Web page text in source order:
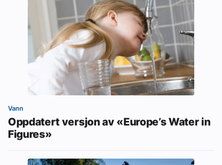
Vann
Oppdatert versjon av «Europe’s Water in
Figures»